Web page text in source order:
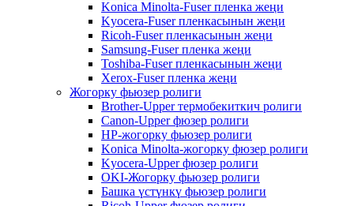
Konica Minolta-Fuser пленка жеңи
Kyocera-Fuser пленкасынын жеңи
Ricoh-Fuser пленкасынын жеңи
Samsung-Fuser пленка жеңи
Toshiba-Fuser пленкасынын жеңи
Xerox-Fuser пленка жеңи
Жогорку фьюзер ролиги
Brother-Upper термобекиткич ролиги
Canon-Upper фюзер ролиги
HP-жогорку фьюзер ролиги
Konica Minolta-жогорку фюзер ролиги
Kyocera-Upper фюзер ролиги
OKI-Жогорку фьюзер ролиги
Башка үстүнкү фьюзер ролиги